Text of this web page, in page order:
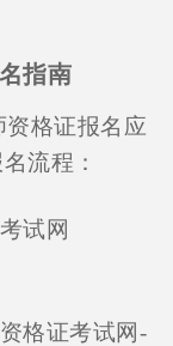
指南
格证报名应
流程：
试网
格证考试网-